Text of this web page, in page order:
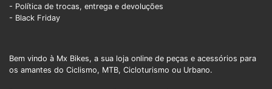
- Política de trocas, entrega e devoluções
- Black Friday
Bem vindo à Mx Bikes, a sua loja online de peças e acessórios para
os amantes do Ciclismo, MTB, Cicloturismo ou Urbano.